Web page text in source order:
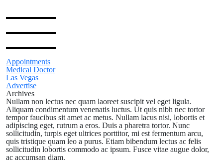
Appointments
Medical Doctor
Las Vegas
Advertise
Archives
Nullam non lectus nec quam laoreet suscipit vel eget ligula.
Aliquam condimentum venenatis luctus. Ut quis nibh nec tortor
tempor faucibus sit amet ac metus. Nullam lacus nisi, lobortis et
adipiscing eget, rutrum a eros. Duis a pharetra tortor. Nunc
sollicitudin, turpis eget ultrices porttitor, mi est fermentum arcu,
quis tristique quam leo a purus. Etiam bibendum lectus ac felis
sollicitudin lobortis commodo ac ipsum. Fusce vitae augue dolor,
ac accumsan diam.